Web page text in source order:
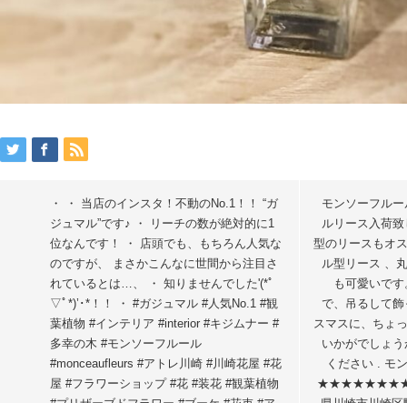
・ ・ 当店のインスタ！不動のNo.1！！ “ガ
ジュマル”です♪ ・ リーチの数が絶対的に1
位なんです！ ・ 店頭でも、もちろん人気な
のですが、 まさかこんなに世間から注目さ
れているとは…、 ・ 知りませんでした'(*ﾟ
▽ﾟ*)’･*！！ ・ #ガジュマル #人気No.1 #観
葉植物 #インテリア #interior #キジムナー #
多幸の木 #モンソーフルール
#monceaufleurs #アトレ川崎 #川崎花屋 #花
屋 #フラワーショップ #花 #装花 #観葉植物
モンソーフル
ルリース入荷
型のリースもオ
ル型リース 、
も可愛いで
で、吊るして
スマスに、ちょ
いかがでしょ
ください . モ